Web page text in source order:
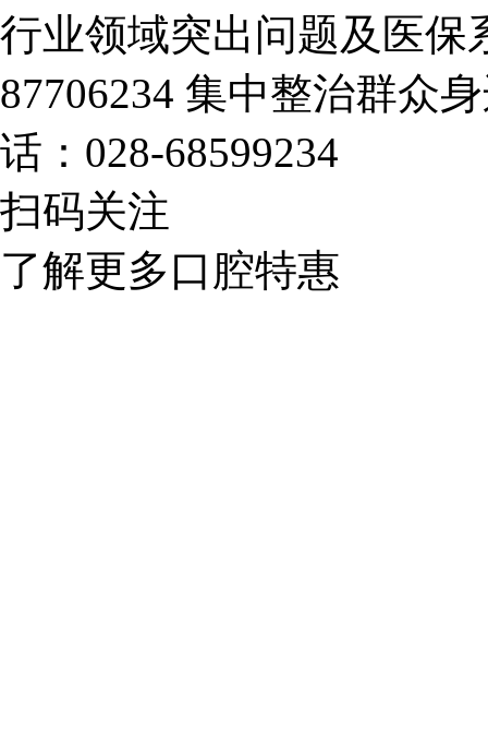
行业领域突出问题及医保
87706234 集中整治群众
话：028-68599234
扫码关注
了解更多口腔特惠